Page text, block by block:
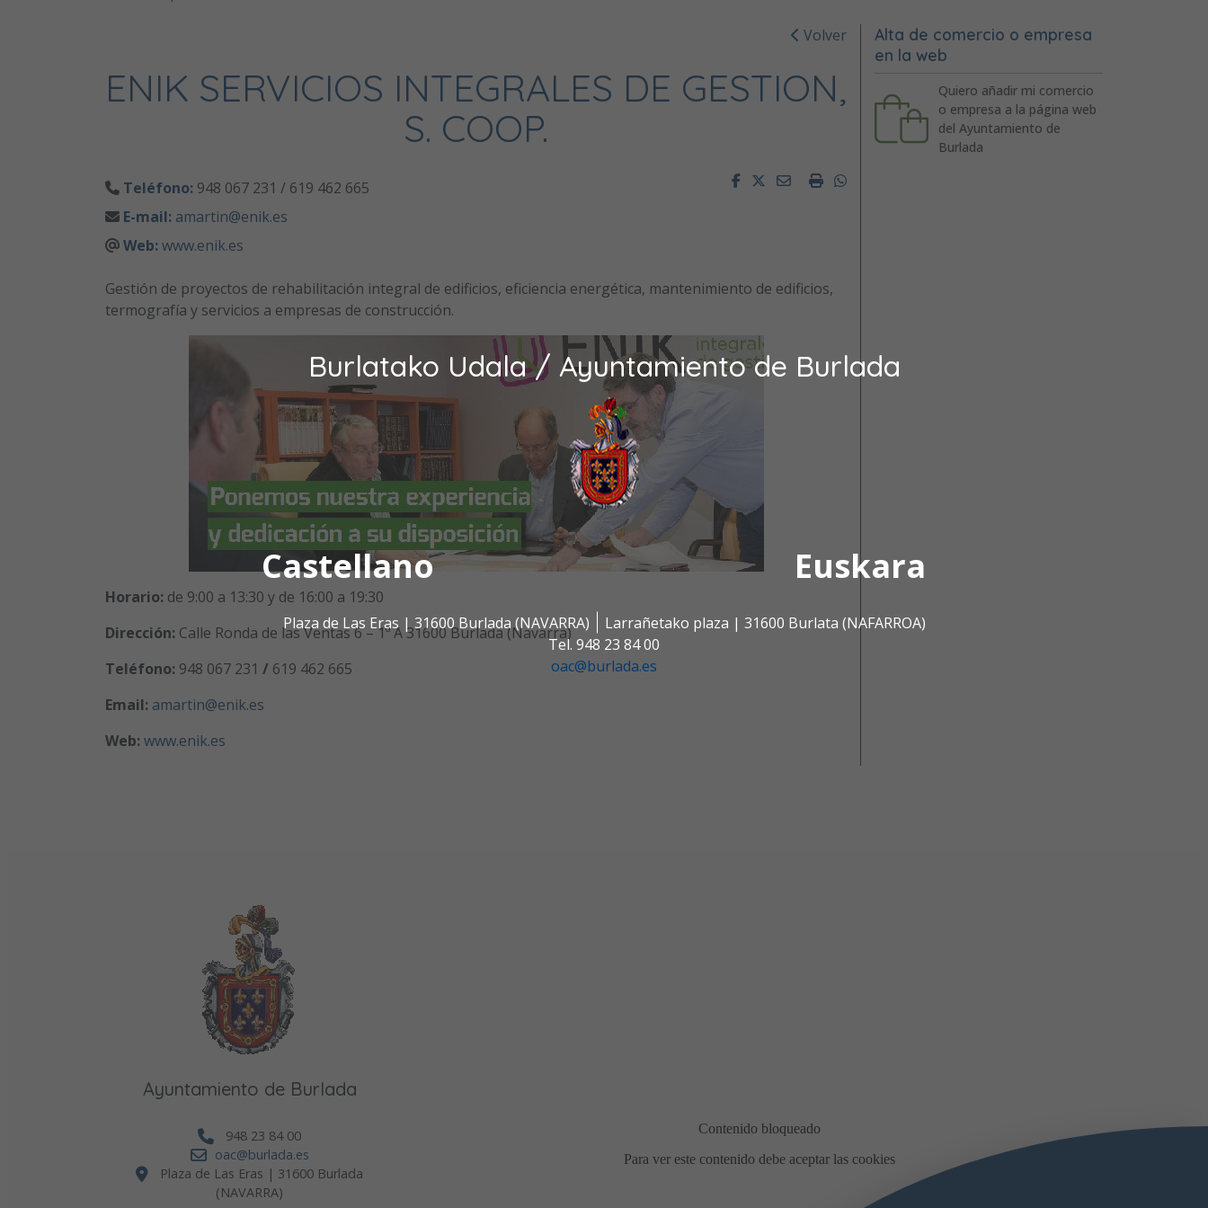
Burlatako Udala / Ayuntamiento de Burlada
Castellano Euskara
Plaza de Las Eras | 31600 Burlada (NAVARRA)
Larrañetako plaza | 31600 Burlata (NAFARROA)
Tel. 948 23 84 00
oac@burlada.es
Volver
ENIK SERVICIOS INTEGRALES DE GESTION,
S. COOP.
Teléfono: 948 067 231 / 619 462 665
E-mail: amartin@enik.es
Web:www.enik.es
FacebookTwitterEmailImprimirWhatsapp
Gestión de proyectos de rehabilitación integral de edificios, eficiencia energética, mantenimiento de edificios,
termografía y servicios a empresas de construcción.
Horario: de 9:00 a 13:30 y de 16:00 a 19:30
Dirección: Calle Ronda de las Ventas 6 – 1º A 31600 Burlada (Navarra)
Teléfono: 948 067 231 / 619 462 665
Email: amartin@enik.es
Web: www.enik.es
Alta de comercio o empresa
en la web
Quiero añadir mi comercio
o empresa a la página web
del Ayuntamiento de
Burlada
Ayuntamiento de Burlada
948 23 84 00
oac@burlada.es
Plaza de Las Eras | 31600 Burlada
(NAVARRA)